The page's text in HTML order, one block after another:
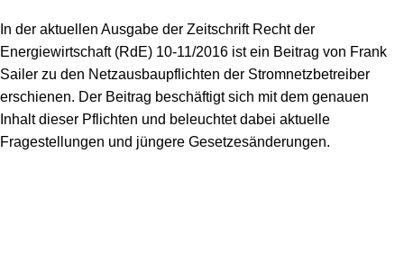
Sektorenkopplung
Speicher
Stromerzeugung
Wärme
Team
Forschungsnetzwerk
Bibliothek
Newsletter
In der aktuellen Ausgabe der Zeitschrift Recht der
Energiewirtschaft (RdE) 10-11/2016 ist ein Beitrag von Frank
Sailer zu den Netzausbaupflichten der Stromnetzbetreiber
erschienen. Der Beitrag beschäftigt sich mit dem genauen
Inhalt dieser Pflichten und beleuchtet dabei aktuelle
Fragestellungen und jüngere Gesetzesänderungen.